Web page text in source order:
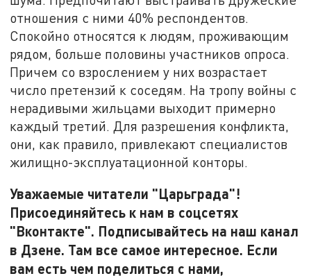
отношения с ними 40% респондентов.
Спокойно относятся к людям, проживающим
рядом, больше половины участников опроса.
Причем со взрослением у них возрастает
число претензий к соседям. На тропу войны с
нерадивыми жильцами выходит примерно
каждый третий. Для разрешения конфликта,
они, как правило, привлекают специалистов
жилищно-эксплуатационной конторы.
Уважаемые читатели "Царьграда"!
Присоединяйтесь к нам в соцсетях
"Вконтакте". Подписывайтесь на наш канал
в Дзене. Там все самое интересное. Если
вам есть чем поделиться с нами,